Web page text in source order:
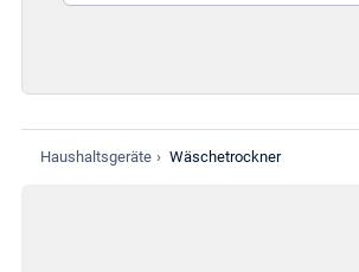
Haushaltsgeräte › Wäschetrockner